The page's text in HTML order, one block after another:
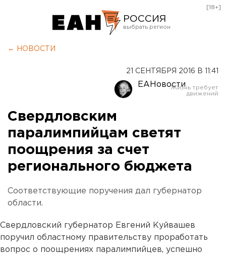
РОССИЯ
Оренбург
[18+]
← НОВОСТИ
21 СЕНТЯБРЯ 2016 В 11:41
ЕАНовости
Свердловским
паралимпийцам светят
поощрения за счет
регионального бюджета
Соответствующие поручения дал губернатор
области.
Свердловский губернатор Евгений Куйвашев
поручил областному правительству проработать
вопрос о поощрениях паралимпийцев, успешно